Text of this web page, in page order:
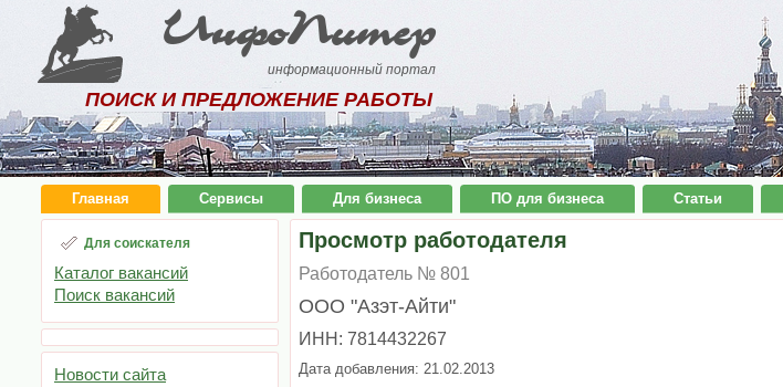
ИнфоПитер
информационный портал
ПОИСК И ПРЕДЛОЖЕНИЕ РАБОТЫ
Главная Сервисы Для бизнеса ПО для бизнеса Статьи
Для соискателя
Каталог вакансий
Поиск вакансий
Новости сайта
Просмотр работодателя
Работодатель № 801
ООО "Азэт-Айти"
ИНН: 7814432267
Дата добавления: 21.02.2013